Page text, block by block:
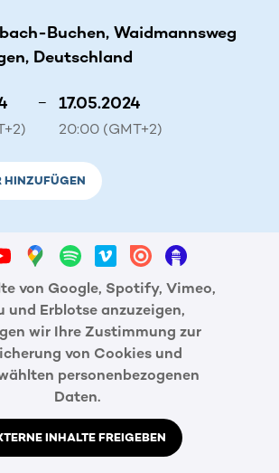
Buchen, Waidmannsweg
Deutschland
– 17.05.2024
20:00 (GMT+2)
HINZUFÜGEN
von Google, Spotify, Vimeo,
und Erblotse anzuzeigen,
wir Ihre Zustimmung zur
von Cookies und
personenbezogenen
Daten.
INHALTE FREIGEBEN